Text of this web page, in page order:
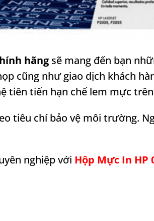
hãng sẽ mang đến bạn
cũng như giao dịch khách
tiên tiến hạn chế lem mực
tiêu chí bảo vệ môi trường.
nghiệp với Hộp Mực In HP